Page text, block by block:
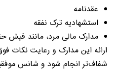
عقدنامه
استشهادیه ترک نفقه
مدارک مالی مرد، مانند فیش
ارائه این مدارک و رعایت نکات
شفاف‌تر انجام شود و شانس